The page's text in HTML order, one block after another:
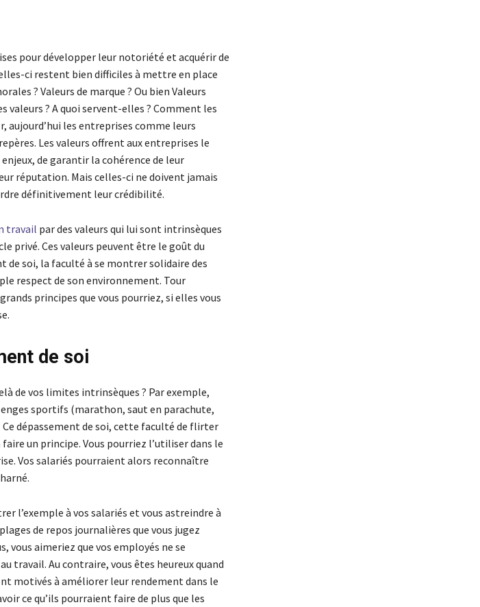
pour développer leur notoriété et acquérir de
ci restent bien difficiles à mettre en place
? Valeurs de marque ? Ou bien Valeurs
valeurs ? A quoi servent-elles ? Comment les
aujourd’hui les entreprises comme leurs
Les valeurs offrent aux entreprises le
de garantir la cohérence de leur
réputation. Mais celles-ci ne doivent jamais
définitivement leur crédibilité.
travail par des valeurs qui lui sont intrinsèques
privé. Ces valeurs peuvent être le goût du
de soi, la faculté à se montrer solidaire des
respect de son environnement. Tour
principes que vous pourriez, si elles vous
de soi
de vos limites intrinsèques ? Par exemple,
sportifs (marathon, saut en parachute,
dépassement de soi, cette faculté de flirter
un principe. Vous pourriez l’utiliser dans le
Vos salariés pourraient alors reconnaître
l’exemple à vos salariés et vous astreindre à
de repos journalières que vous jugez
aimeriez que vos employés ne se
travail. Au contraire, vous êtes heureux quand
motivés à améliorer leur rendement dans le
ce qu’ils pourraient faire de plus que les